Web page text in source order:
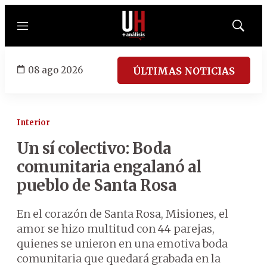
Menú
Mostrar
08 ago 2026 ÚLTIMAS NOTICIAS
Interior
Un sí colectivo: Boda
comunitaria engalanó al
pueblo de Santa Rosa
En el corazón de Santa Rosa, Misiones, el
amor se hizo multitud con 44 parejas,
quienes se unieron en una emotiva boda
comunitaria que quedará grabada en la